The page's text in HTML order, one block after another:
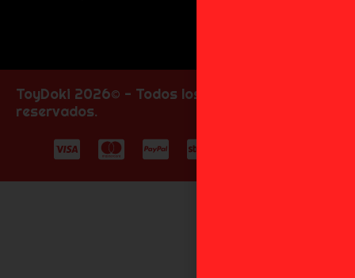
ToyDoki 2026© - Todos los derechos
reservados.